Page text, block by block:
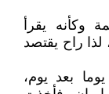
يقرأ
لذا راح يقتصد
بعد يوم،